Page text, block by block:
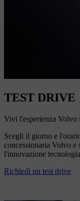
TEST DRIVE
Vivi l'esperienza Volvo
Scegli il giorno e
concessionaria Volvo e
l'innovazione
Richiedi un test drive